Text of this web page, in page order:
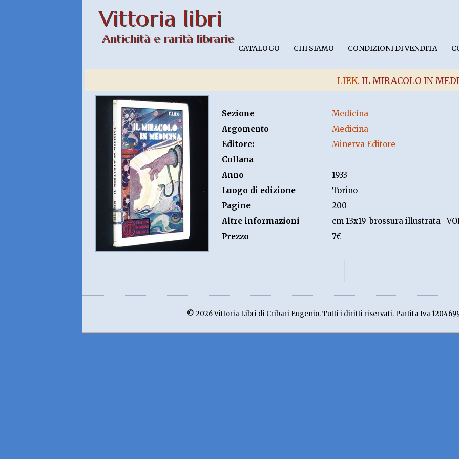
Vittoria libri
Antichità e rarità librarie
CATALOGO CHI SIAMO CONDIZIONI DI VENDITA
LIEK. IL MIRACOLO IN
Sezione
Medicina
Argomento
Medicina
Editore:
Minerva Editore
Collana
Anno
1933
Luogo di edizione
Torino
Pagine
200
Altre informazioni
cm 13x19-brossura illustrata--
Prezzo
7€
© 2026 Vittoria Libri di Cribari Eugenio. Tutti i diritti riservati. Partita Iva